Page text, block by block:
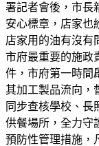
署記者會後，市長
安心標章，店家也
店家用的油有沒有
市府最重要的施政
件，市府第一時間
其加工製品流向，
同步查核學校、長
供餐場所，全力守
預防性管理措施，